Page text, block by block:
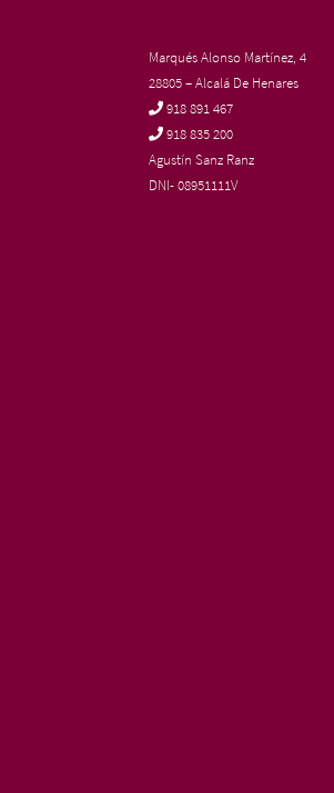
Marqués Alonso Martínez, 4
28805 – Alcalá De Henares
918 891 467
918 835 200
Agustín Sanz Ranz
DNI- 08951111V